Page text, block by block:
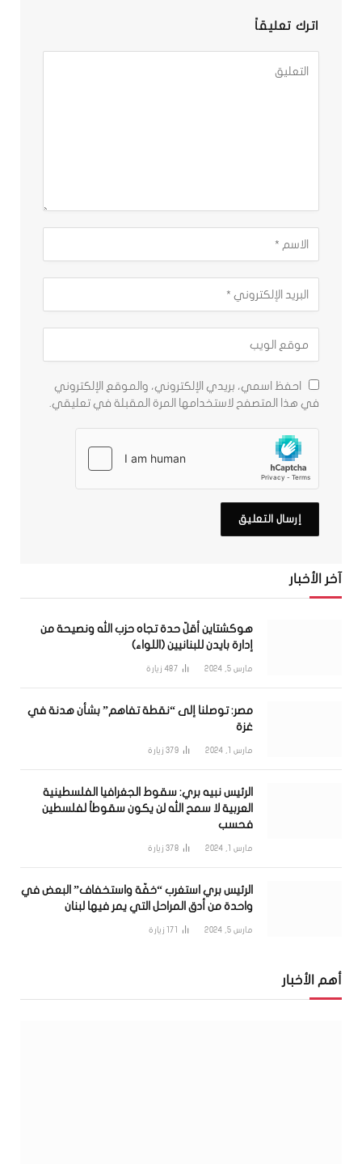
اترك تعليقاً
احفظ اسمي، بريدي الإلكتروني، والموقع الإلكتروني
في هذا المتصفح لاستخدامها المرة المقبلة في تعليقي.
آخر الأخبار
هوكشتاين أقلّ حدة تجاه حزب الله ونصيحة من
إدارة بايدن للبنانيين (اللواء)
مارس 5, 2024 487 زيارة
مصر: توصلنا إلى “نقطة تفاهم” بشأن هدنة في
غزة
مارس 1, 2024 379 زيارة
الرئيس نبيه بري: سقوط الجغرافيا الفلسطينية
العربية لا سمح الله لن يكون سقوطاً لفلسطين
فحسب
مارس 1, 2024 378 زيارة
الرئيس بري استغرب “خفّة واستخفاف” البعض في
واحدة من أدق المراحل التي يمر فيها لبنان
مارس 5, 2024 171 زيارة
أهم الأخبار